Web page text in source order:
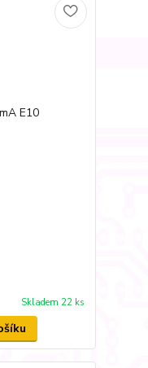
Skladem 22 ks